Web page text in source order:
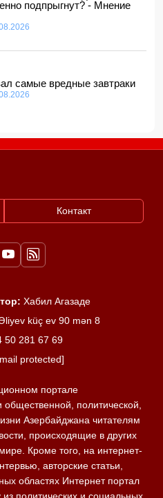
подпрыгнут? - Мнение
самые вредные завтраки
Контакт
Хабил Агазаде
küç ev 90 mən 8
50 281 67 69
protected]
портале
политической,
Азербайджана читателям
происходящие в других
Кроме того, на интернет-
авторские статьи,
областях Интернет портал
политических и социальных